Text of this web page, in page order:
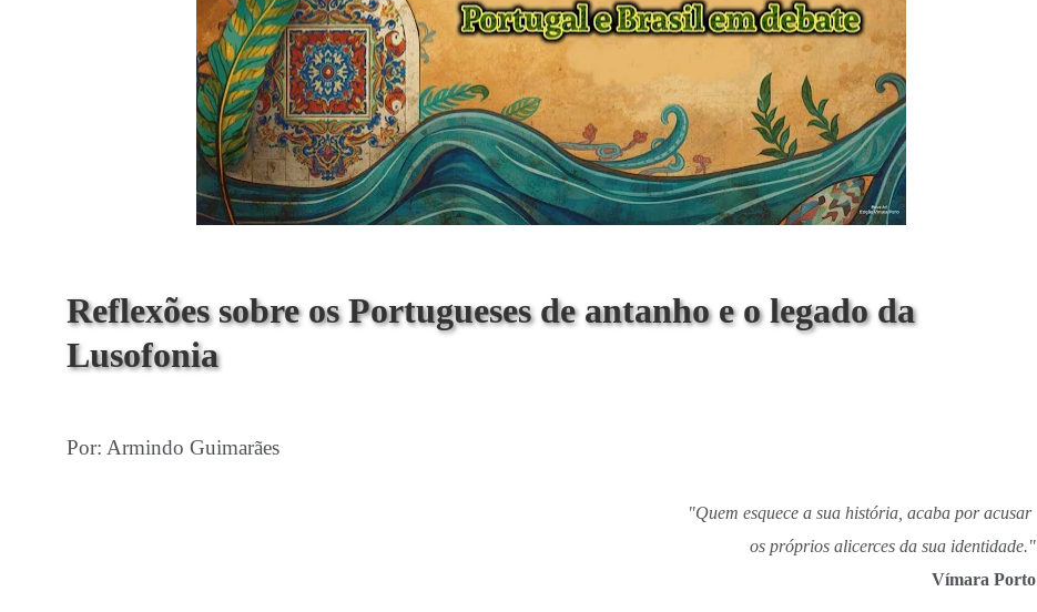
Reflexões sobre os Portugueses de antanho e o legado da
Lusofonia
Por: Armindo Guimarães
"Quem esquece a sua história, acaba por acusar
os próprios alicerces da sua identidade."
Vímara Porto